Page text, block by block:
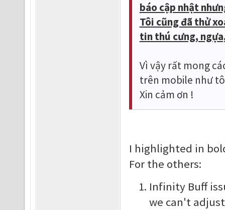
báo cập nhật
Tôi cũng đã thử
tin thú cưng,
Vì vậy rất mong
trên mobile như
Xin cảm ơn !
I highlighted in
For the others:
Infinity Buff
we can't